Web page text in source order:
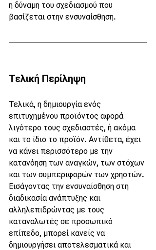
η δύναμη του σχεδιασμού που
βασίζεται στην ενσυναίσθηση.
Τελική Περίληψη
Τελικά, η δημιουργία ενός
επιτυχημένου προϊόντος αφορά
λιγότερο τους σχεδιαστές, ή ακόμα
και το ίδιο το προϊόν. Αντίθετα, έχει
να κάνει περισσότερο με την
κατανόηση των αναγκών, των στόχων
και των συμπεριφορών των χρηστών.
Εισάγοντας την ενσυναίσθηση στη
διαδικασία ανάπτυξης και
αλληλεπιδρώντας με τους
καταναλωτές σε προσωπικό
επίπεδο, μπορεί κανείς να
δημιουργήσει αποτελεσματικά και